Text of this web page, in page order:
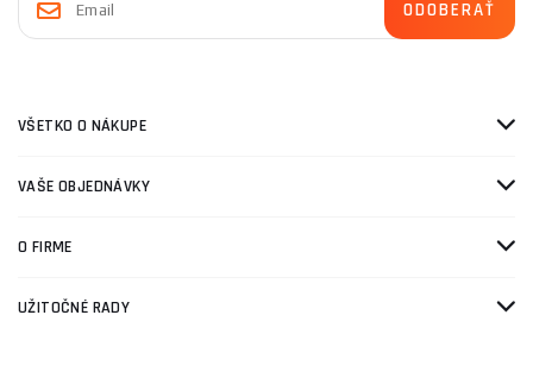
VŠETKO O NÁKUPE
VAŠE OBJEDNÁVKY
O FIRME
UŽITOČNÉ RADY